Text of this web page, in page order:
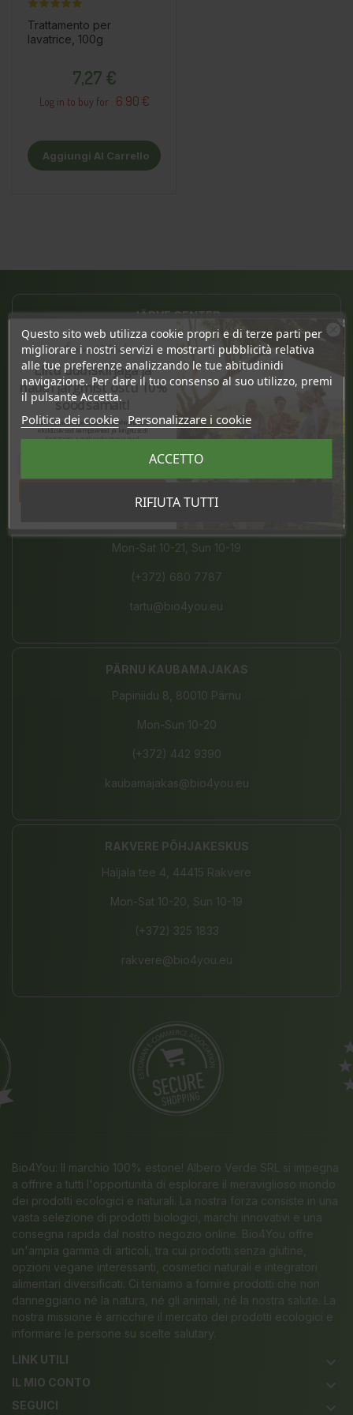
Trattamento per
lavatrice, 100g
7,27 €
Log in to buy for : 6.90 €
Aggiungi Al Carrello
JÄRVE CENTER
Pärnu mnt. 238, 11624 Tallinn
Mon-Sat 10-21, Sun 10-19
info@bio4you.eu
Mon-Sat 10-21, Sun 10-19
(+372) 680 7787
tartu@bio4you.eu
PÄRNU KAUBAMAJAKAS
Papiniidu 8, 80010 Pärnu
Mon-Sun 10-20
(+372) 442 9390
kaubamajakas@bio4you.eu
RAKVERE PÕHJAKESKUS
Haljala tee 4, 44415 Rakvere
Mon-Sat 10-20, Sun 10-19
(+372) 325 1833
rakvere@bio4you.eu
Bio4You: Il marchio 100% estone! Albero Verde SRL si impegna
a offrire a tutti l'opportunità di esplorare il meraviglioso mondo
dei prodotti ecologici e naturali. La nostra forza consiste in una
vasta selezione di prodotti biologici, marchi innovativi e una
consegna rapida dal nostro negozio online. Bio4You offre
un'ampia gamma di articoli, tra cui prodotti senza glutine,
opzioni vegane interessanti, cosmetici naturali e integratori
alimentari diversificati. Ci teniamo a fornire prodotti che non
danneggiano né la natura, né gli animali, né la nostra salute. La
nostra missione è arricchire il mercato dei prodotti ecologici e
informare le persone su scelte salutary.
LINK UTILI
keyboard_arrow_down
IL MIO CONTO keyboard_arrow_down
SEGUICI keyboard_arrow_down
Questo sito web utilizza cookie propri e di terze parti per
migliorare i nostri servizi e mostrarti pubblicità relativa
alle tue preferenze analizzando le tue abitudinidi
navigazione. Per dare il tuo consenso al suo utilizzo, premi
il pulsante Accetta.
Politica dei cookie Personalizzare i cookie
RIFIUTA TUTTI
ACCETTO
Ära veel lahku!
Liitu uudiskirjaga ja
naudi järgmist ostu 10%
soodsamalt!
Sind ootavad spetsiaalsed allahindlused,
eksklusiivsed kampaaniad ja kingitused!
Registreeru e-maili aadressiga ja saad